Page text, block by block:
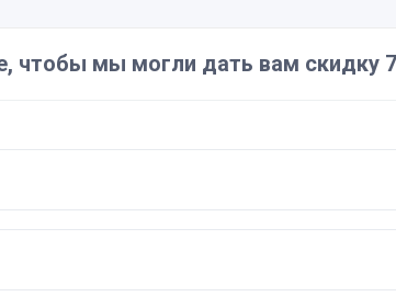
чтобы мы могли дать вам скидку